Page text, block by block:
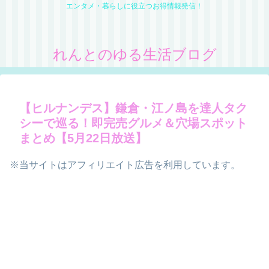
エンタメ・暮らしに役立つお得情報発信！
れんとのゆる生活ブログ
【ヒルナンデス】鎌倉・江ノ島を達人タク
シーで巡る！即完売グルメ＆穴場スポット
まとめ【5月22日放送】
※当サイトはアフィリエイト広告を利用しています。